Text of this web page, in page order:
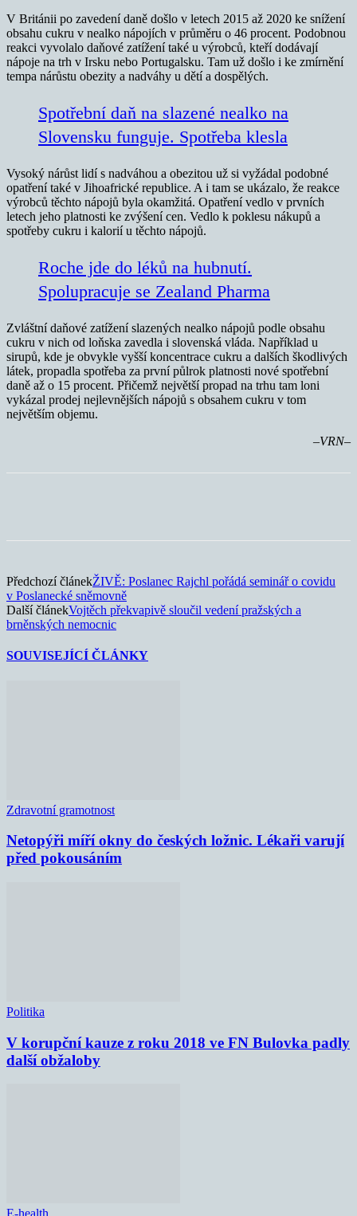
V Británii po zavedení daně došlo v letech 2015 až 2020 ke snížení
obsahu cukru v nealko nápojích v průměru o 46 procent. Podobnou
reakci vyvolalo daňové zatížení také u výrobců, kteří dodávají
nápoje na trh v Irsku nebo Portugalsku. Tam už došlo i ke zmírnění
tempa nárůstu obezity a nadváhy u dětí a dospělých.
Spotřební daň na slazené nealko na
Slovensku funguje. Spotřeba klesla
Vysoký nárůst lidí s nadváhou a obezitou už si vyžádal podobné
opatření také v Jihoafrické republice. A i tam se ukázalo, že reakce
výrobců těchto nápojů byla okamžitá. Opatření vedlo v prvních
letech jeho platnosti ke zvýšení cen. Vedlo k poklesu nákupů a
spotřeby cukru i kalorií u těchto nápojů.
Roche jde do léků na hubnutí.
Spolupracuje se Zealand Pharma
Zvláštní daňové zatížení slazených nealko nápojů podle obsahu
cukru v nich od loňska zavedla i slovenská vláda. Například u
sirupů, kde je obvykle vyšší koncentrace cukru a dalších škodlivých
látek, propadla spotřeba za první půlrok platnosti nové spotřební
daně až o 15 procent. Přičemž největší propad na trhu tam loni
vykázal prodej nejlevnějších nápojů s obsahem cukru v tom
největším objemu.
–VRN–
Předchozí článekŽIVĚ: Poslanec Rajchl pořádá seminář o covidu
v Poslanecké sněmovně
Další článekVojtěch překvapivě sloučil vedení pražských a
brněnských nemocnic
SOUVISEJÍCÍ ČLÁNKY
Zdravotní gramotnost
Netopýři míří okny do českých ložnic. Lékaři varují
před pokousáním
Politika
V korupční kauze z roku 2018 ve FN Bulovka padly
další obžaloby